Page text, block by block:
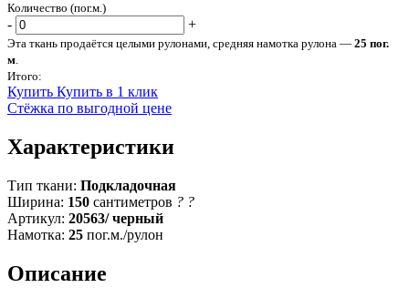
Количество (пог.м.)
- +
Эта ткань продаётся целыми рулонами, средняя намотка рулона — 25 пог.
м.
Итого:
Купить Купить в 1 клик
Стёжка по выгодной цене
Характеристики
Тип ткани: Подкладочная
Ширина: 150 сантиметров ? ?
Артикул: 20563/ черный
Намотка: 25 пог.м./рулон
Описание